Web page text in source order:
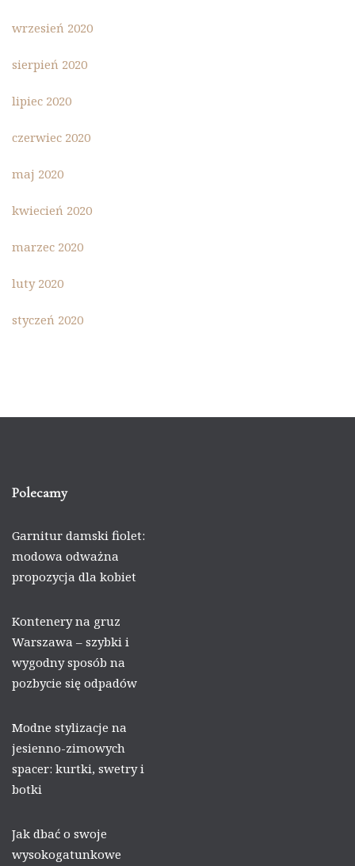
wrzesień 2020
sierpień 2020
lipiec 2020
czerwiec 2020
maj 2020
kwiecień 2020
marzec 2020
luty 2020
styczeń 2020
Polecamy
Garnitur damski fiolet:
modowa odważna
propozycja dla kobiet
Kontenery na gruz
Warszawa – szybki i
wygodny sposób na
pozbycie się odpadów
Modne stylizacje na
jesienno-zimowych
spacer: kurtki, swetry i
botki
Jak dbać o swoje
wysokogatunkowe